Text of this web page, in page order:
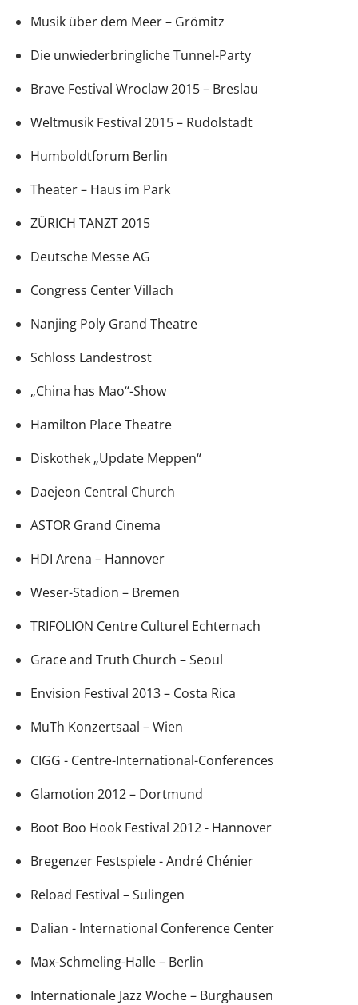
Musik über dem Meer – Grömitz
Die unwiederbringliche Tunnel-Party
Brave Festival Wroclaw 2015 – Breslau
Weltmusik Festival 2015 – Rudolstadt
Humboldtforum Berlin
Theater – Haus im Park
ZÜRICH TANZT 2015
Deutsche Messe AG
Congress Center Villach
Nanjing Poly Grand Theatre
Schloss Landestrost
„China has Mao“-Show
Hamilton Place Theatre
Diskothek „Update Meppen“
Daejeon Central Church
ASTOR Grand Cinema
HDI Arena – Hannover
Weser-Stadion – Bremen
TRIFOLION Centre Culturel Echternach
Grace and Truth Church – Seoul
Envision Festival 2013 – Costa Rica
MuTh Konzertsaal – Wien
CIGG - Centre-International-Conferences
Glamotion 2012 – Dortmund
Boot Boo Hook Festival 2012 - Hannover
Bregenzer Festspiele - André Chénier
Reload Festival – Sulingen
Dalian - International Conference Center
Max-Schmeling-Halle – Berlin
Internationale Jazz Woche – Burghausen